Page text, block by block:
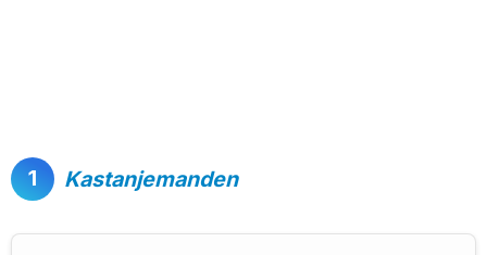
1 Kastanjemanden